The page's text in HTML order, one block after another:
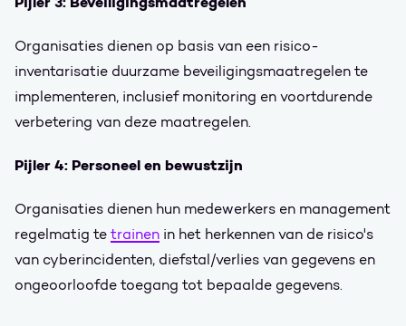
Organisaties dienen op basis van een risico-
inventarisatie duurzame beveiligingsmaatregelen te
implementeren, inclusief monitoring en voortdurende
verbetering van deze maatregelen.
Pijler 4: Personeel en bewustzijn
Organisaties dienen hun medewerkers en management
regelmatig te trainen in het herkennen van de risico's
van cyberincidenten, diefstal/verlies van gegevens en
ongeoorloofde toegang tot bepaalde gegevens.